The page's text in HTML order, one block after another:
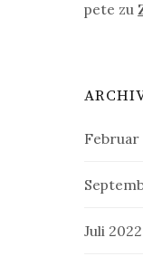
pete zu
Februar
Juli 2022